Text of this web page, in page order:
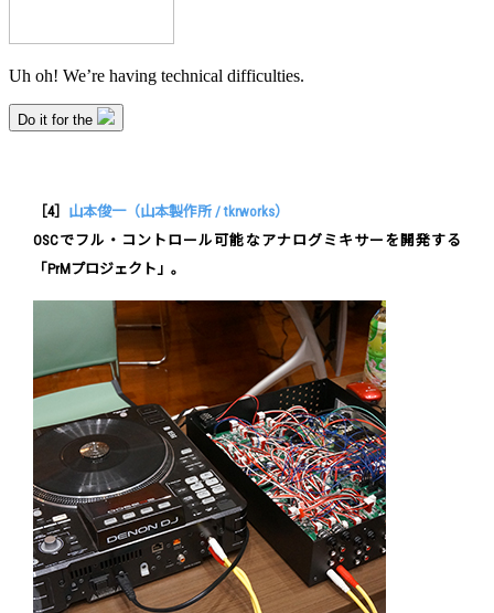
［4］ 山本俊一（山本製作所 / tkrworks）
OSCでフル・コントロール可能なアナログミキサーを開発する
「PrMプロジェクト」。